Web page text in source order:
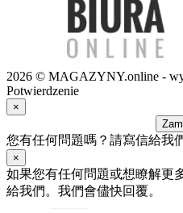
2026 © MAGAZYNY.online -
Potwierdzenie
×
您有任何問題嗎？請寫信給我
×
如果您有任何問題或想瞭解更
給我們。我們會儘快回覆。